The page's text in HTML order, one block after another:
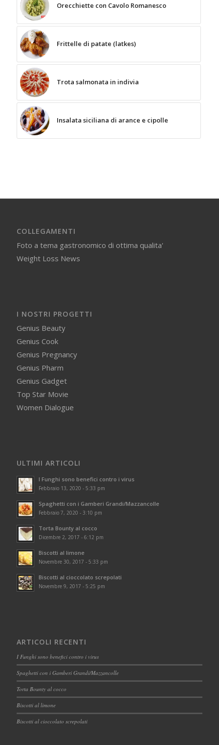
Orecchiette con Cavolo Romanesco
Frittelle di patate (latkes)
Trota salmonata in indivia
Insalata siciliana di arance e cipolle
COLLEGAMENTI
Foto a tema gastronomico di ottima qualita'
Weight Loss News
I NOSTRI PROGETTI
Genius Beauty
Genius Cook
Genius Pregnancy
Genius Pharm
Genius Gadget
Top Star Movie
Women Dialogue
ULTIMI ARTICOLI
I Funghi sono benefici contro i virus
Febbraio 13, 2020 - 5:33 pm
Spaghetti con i Gamberi Grandi/Mazzancolle
Febbraio 7, 2020 - 3:10 pm
Torta Bounty al cocco
Dicembre 2, 2017 - 6:12 pm
Biscotti al limone
Novembre 30, 2017 - 5:33 pm
Biscotti al cioccolato screpolati
Novembre 9, 2017 - 5:25 pm
ARTICOLI RECENTI
I Funghi sono benefici contro i virus
Spaghetti con i Gamberi Grandi/Mazzancolle
Torta Bounty al cocco
Biscotti al limone
Biscotti al cioccolato screpolati